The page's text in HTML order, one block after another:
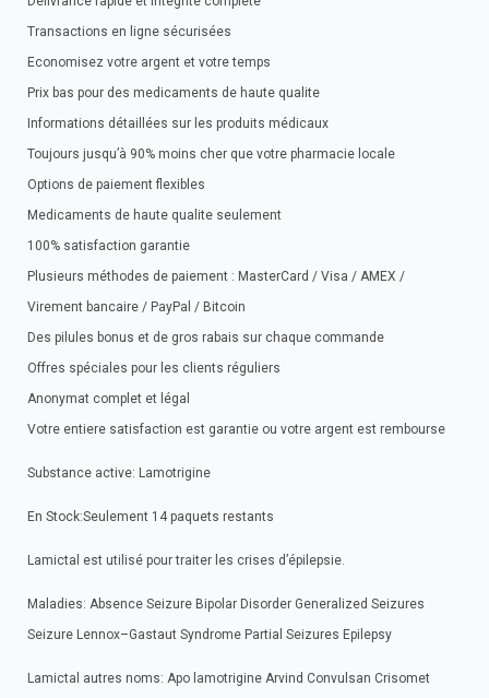
Transactions en ligne sécurisées
Economisez votre argent et votre temps
Prix bas pour des medicaments de haute qualite
Informations détaillées sur les produits médicaux
Toujours jusqu’à 90% moins cher que votre pharmacie locale
Options de paiement flexibles
Medicaments de haute qualite seulement
100% satisfaction garantie
Plusieurs méthodes de paiement : MasterCard / Visa / AMEX /
Virement bancaire / PayPal / Bitcoin
Des pilules bonus et de gros rabais sur chaque commande
Offres spéciales pour les clients réguliers
Anonymat complet et légal
Votre entiere satisfaction est garantie ou votre argent est rembourse
Substance active: Lamotrigine
En Stock:Seulement 14 paquets restants
Lamictal est utilisé pour traiter les crises d’épilepsie.
Maladies: Absence Seizure Bipolar Disorder Generalized Seizures
Seizure Lennox–Gastaut Syndrome Partial Seizures Epilepsy
Lamictal autres noms: Apo lamotrigine Arvind Convulsan Crisomet